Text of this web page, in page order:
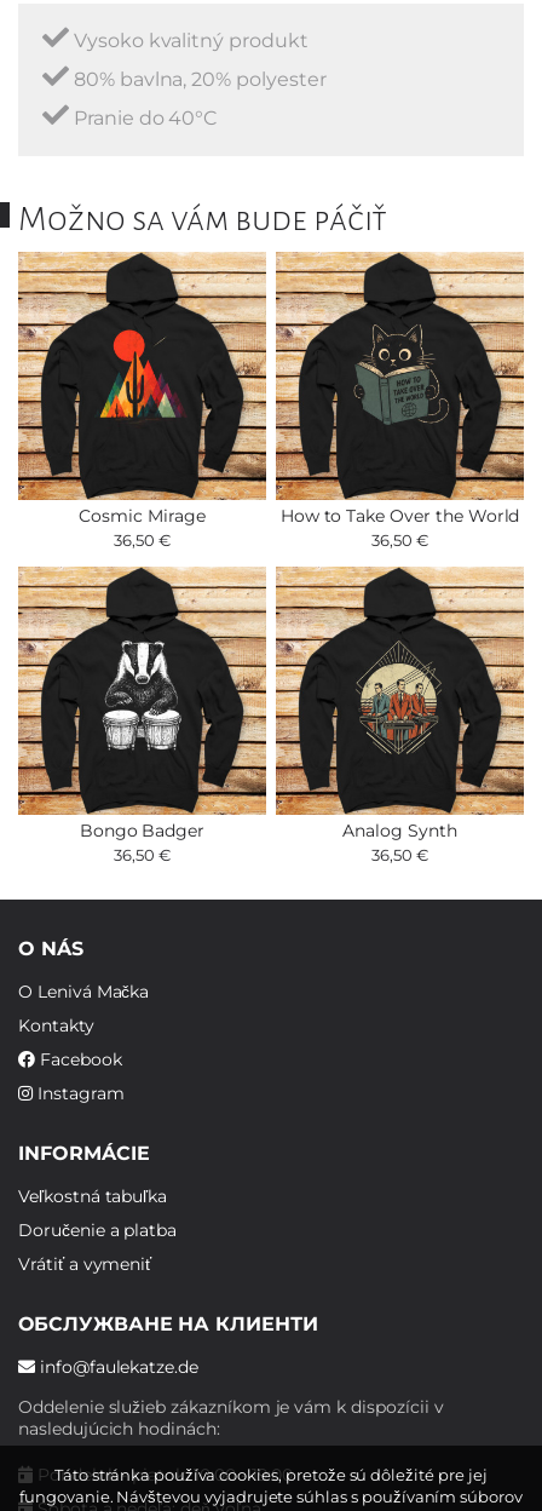
Vysoko kvalitný produkt
80% bavlna, 20% polyester
Pranie do 40°C
Možno sa vám bude páčiť
Cosmic Mirage
36,50 €
How to Take Over the World
36,50 €
Bongo Badger
36,50 €
Analog Synth
36,50 €
O NÁS
O Lenivá Mačka
Kontakty
Facebook
Instagram
INFORMÁCIE
Veľkostná tabuľka
Doručenie a platba
Vrátiť a vymeniť
ОБСЛУЖВАНЕ НА КЛИЕНТИ
info@faulekatze.de
Oddelenie služieb zákazníkom je vám k dispozícii v
nasledujúcich hodinách:
Pondelok - piatok: 10:00 - 19:00
Táto stránka používa cookies, pretože sú dôležité pre jej
fungovanie. Návštevou vyjadrujete súhlas s používaním súborov